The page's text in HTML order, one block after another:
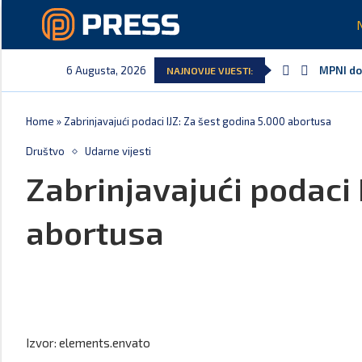
6 Augusta, 2026 NAJNOVIJE VIJESTI:
MPNI
U
MCP
Andrić:
Spajić:
Vučić
Home » Zabrinjavajući podaci IJZ: Za šest godina 5.000 abortusa
Društvo Udarne vijesti
Zabrinjavajući podaci
abortusa
Izvor: elements.envato